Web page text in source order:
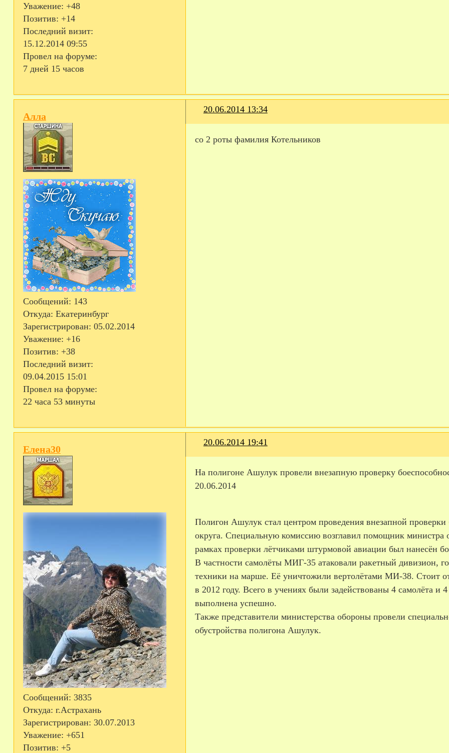
Уважение: +48
Позитив: +14
Последний визит:
15.12.2014 09:55
Провел на форуме:
7 дней 15 часов
20.06.2014 13:34
Алла
Сообщений: 143
Откуда: Екатеринбург
Зарегистрирован: 05.02.2014
Уважение: +16
Позитив: +38
Последний визит:
09.04.2015 15:01
Провел на форуме:
22 часа 53 минуты
со 2 роты фамилия Котельников
20.06.2014 19:41
Елена30
Сообщений: 3835
Откуда: г.Астрахань
Зарегистрирован: 30.07.2013
Уважение: +651
Позитив: +5
На полигоне Ашулук провели внезапную проверку
20.06.2014
Полигон Ашулук стал центром проведения внезапной
округа. Специальную комиссию возглавил помощник
рамках проверки лётчиками штурмовой авиации был нанесён
В частности самолёты МИГ-35 атаковали ракетный дивизион,
техники на марше. Её уничтожили вертолётами МИ-38. Стоит
в 2012 году. Всего в учениях были задействованы 4 самолёта
выполнена успешно.
Также представители министерства обороны провели
обустройства полигона Ашулук.